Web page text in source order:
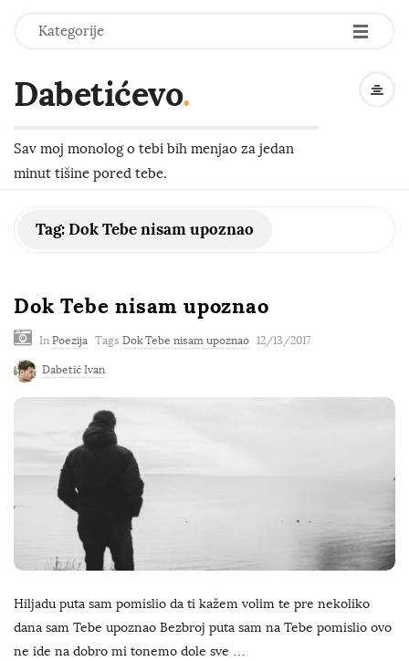
Kategorije -
-
-
Dabetićevo.
Sav moj monolog o tebi bih menjao za jedan
minut tišine pored tebe.
Tag:Dok Tebe nisam upoznao
Dok Tebe nisam upoznao
In Poezija Tags Dok Tebe nisam upoznao 12/13/2017
Dabetić Ivan
Hiljadu puta sam pomislio da ti kažem volim te pre nekoliko
dana sam Tebe upoznao Bezbroj puta sam na Tebe pomislio ovo
ne ide na dobro mi tonemo dole sve …